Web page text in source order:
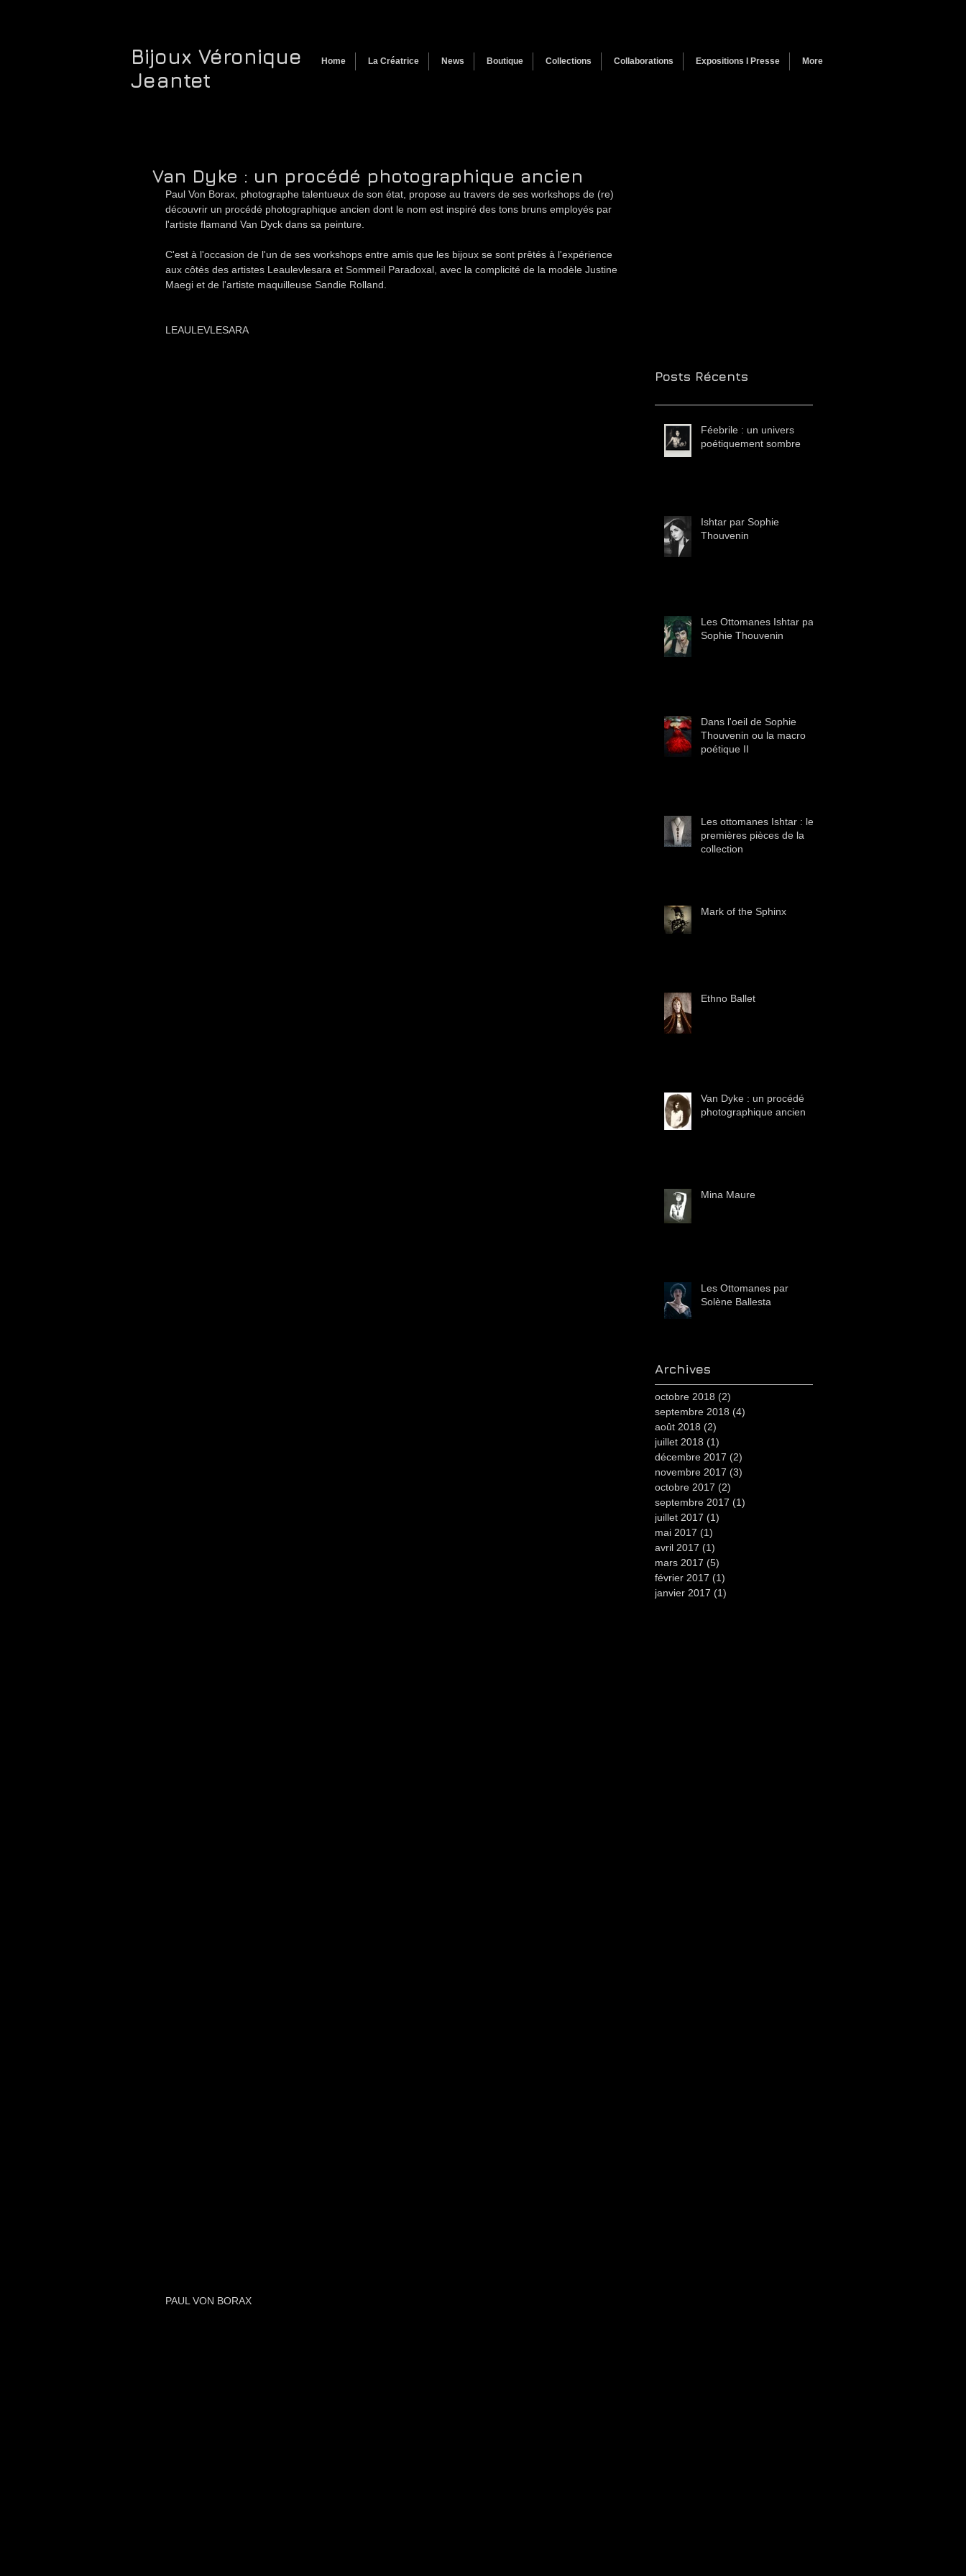
Bijoux Véronique
Jeantet
Home La Créatrice News Boutique Collections Collaborations Expositions I Presse More
Van Dyke : un procédé photographique ancien
Paul Von Borax, photographe talentueux de son état, propose au travers de ses workshops de (re)
découvrir un procédé photographique ancien dont le nom est inspiré des tons bruns employés par
l'artiste flamand Van Dyck dans sa peinture.
C'est à l'occasion de l'un de ses workshops entre amis que les bijoux se sont prêtés à l'expérience
aux côtés des artistes Leaulevlesara et Sommeil Paradoxal, avec la complicité de la modèle Justine
Maegi et de l'artiste maquilleuse Sandie Rolland.
LEAULEVLESARA
PAUL VON BORAX
Posts Récents
Féebrile : un univers
poétiquement sombre
Ishtar par Sophie
Thouvenin
Les Ottomanes Ishtar par
Sophie Thouvenin
Dans l'oeil de Sophie
Thouvenin ou la macro
poétique II
Les ottomanes Ishtar : les
premières pièces de la
collection
Mark of the Sphinx
Ethno Ballet
Van Dyke : un procédé
photographique ancien
Mina Maure
Les Ottomanes par
Solène Ballesta
Archives
octobre 2018 (2)
septembre 2018 (4)
août 2018 (2)
juillet 2018 (1)
décembre 2017 (2)
novembre 2017 (3)
octobre 2017 (2)
septembre 2017 (1)
juillet 2017 (1)
mai 2017 (1)
avril 2017 (1)
mars 2017 (5)
février 2017 (1)
janvier 2017 (1)